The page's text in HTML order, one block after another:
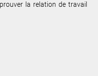
la relation de travail